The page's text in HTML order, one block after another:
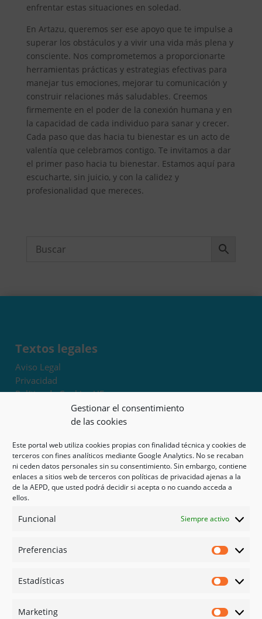
Gestionar el consentimiento
de las cookies
Este portal web utiliza cookies propias con finalidad técnica y cookies de
terceros con fines analíticos mediante Google Analytics. No se recaban
ni ceden datos personales sin su consentimiento. Sin embargo, contiene
enlaces a sitios web de terceros con políticas de privacidad ajenas a la
de la AEPD, que usted podrá decidir si acepta o no cuando acceda a
ellos.
Funcional Siempre activo
Preferencias
Estadísticas
Marketing
enfrentar estas situaciones en soledad.
En Artazu, queremos ser ese apoyo que te impulse a
superar los obstáculos y a vivir una vida más plena y
consciente. Nos comprometemos a proporcionarte
herramientas prácticas y estrategias efectivas para
manejar tus emociones, mejorar tu comunicación y
construir relaciones más saludables. Creemos
firmemente en el poder de la conexión humana y en
la capacidad de cada individuo para sanar y crecer.
Cada paso que das hacia tu bienestar es un acto de
valentía que celebramos contigo. Te invitamos a dar
el primer paso hacia tu bienestar. Estamos aquí para
escucharte, sin juicio, y con la calidez y
profesionalidad que mereces.
Textos legales
Aviso Legal
Privacidad
Política de Cookies UE
Términos y condiciones
Exoneración de responsabilidad
Mapa del sitio
Mi cuenta
Tienda
Psicología en Murcia
Guías
Redes sociales
Instagram
Linked in